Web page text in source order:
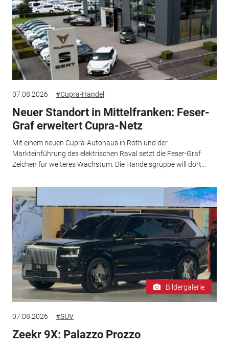
07.08.2026 #Cupra-Handel
Neuer Standort in Mittelfranken: Feser-
Graf erweitert Cupra-Netz
Mit einem neuen Cupra-Autohaus in Roth und der
Markteinführung des elektrischen Raval setzt die Feser-Graf
Zeichen für weiteres Wachstum. Die Handelsgruppe will dort...
Bildergalerie
07.08.2026 #SUV
Zeekr 9X: Palazzo Prozzo